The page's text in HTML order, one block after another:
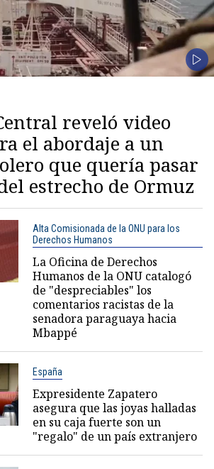
reveló video
el abordaje a un
que quería pasar
estrecho de Ormuz
Alta Comisionada de la ONU para los
Derechos Humanos
La Oficina de Derechos
Humanos de la ONU catalogó
de "despreciables" los
comentarios racistas de la
senadora paraguaya hacia
Mbappé
España
Expresidente Zapatero
asegura que las joyas halladas
en su caja fuerte son un
"regalo" de un país extranjero